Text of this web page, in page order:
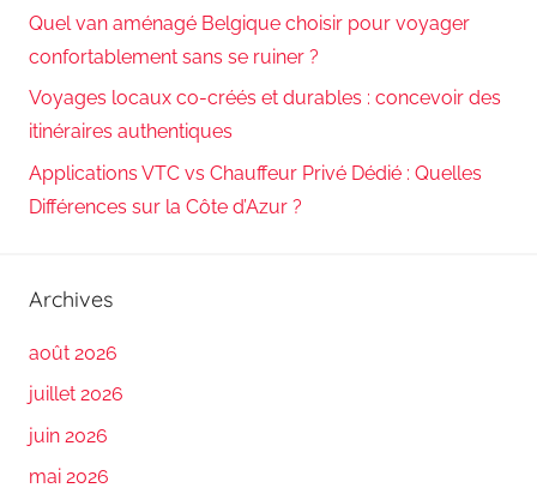
Quel van aménagé Belgique choisir pour voyager
confortablement sans se ruiner ?
Voyages locaux co-créés et durables : concevoir des
itinéraires authentiques
Applications VTC vs Chauffeur Privé Dédié : Quelles
Différences sur la Côte d’Azur ?
Archives
août 2026
juillet 2026
juin 2026
mai 2026